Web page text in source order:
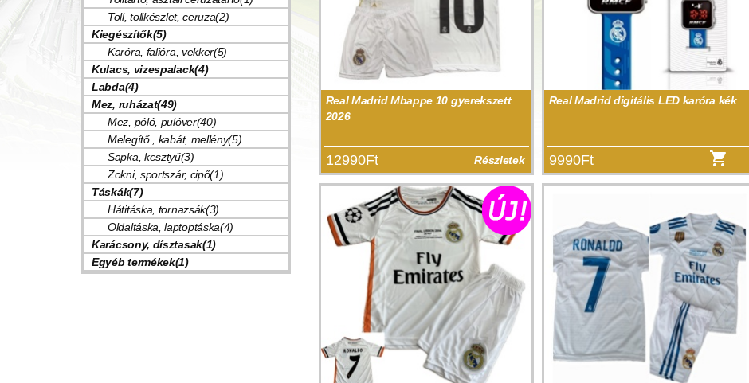
Toll, tollkészlet, ceruza(2)
Kiegészítők(5)
Karóra, falióra, vekker(5)
Kulacs, vizespalack(4)
Labda(4)
Mez, ruházat(49)
Mez, póló, pulóver(40)
Melegítő , kabát, mellény(5)
Sapka, kesztyű(3)
Zokni, sportszár, cipő(1)
Táskák(7)
Hátitáska, tornazsák(3)
Oldaltáska, laptoptáska(4)
Karácsony, dísztasak(1)
Egyéb termékek(1)
Real Madrid Mbappe 10 gyerekszett
2026
12990Ft Részletek
Real Madrid digitális LED karóra kék
9990Ft